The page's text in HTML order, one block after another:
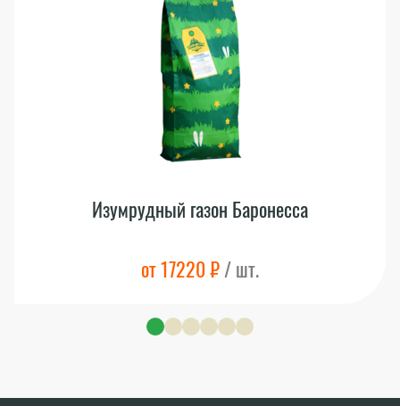
Изумрудный газон Баронесса
от 17220 ₽/ шт.